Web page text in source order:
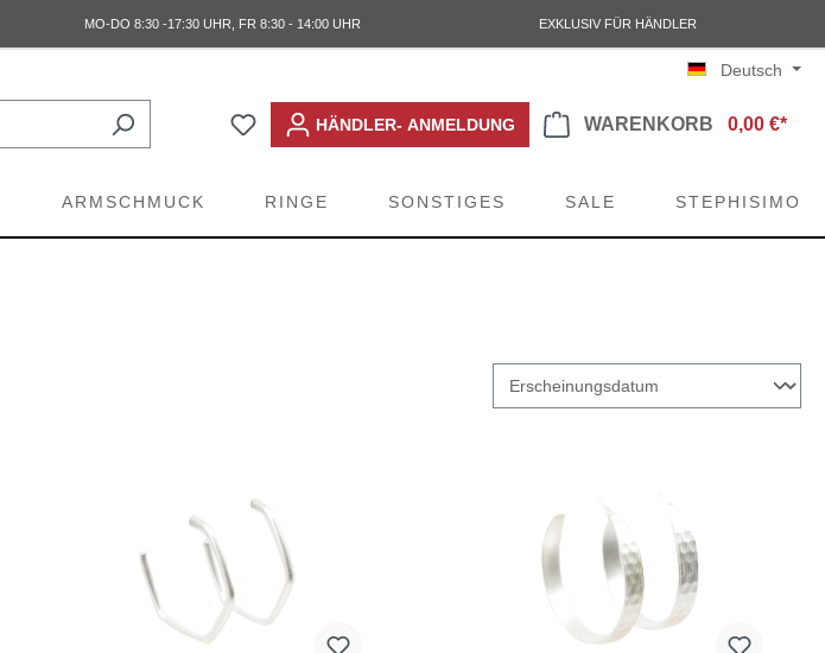
MO-DO 8:30 -17:30 UHR, FR 8:30 - 14:00 UHR EXKLUSIV FÜR HÄNDLER
Deutsch
HÄNDLER- ANMELDUNG WARENKORB 0,00 €*
ARMSCHMUCK RINGE SONSTIGES SALE STEPHISIMO